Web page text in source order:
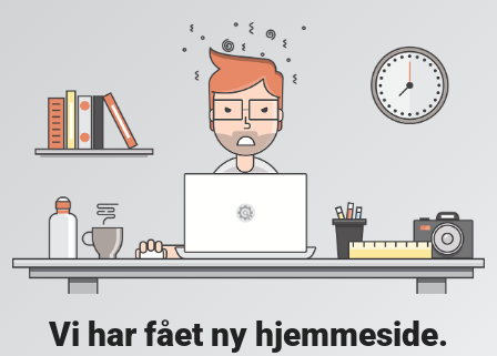
Vi har fået ny hjemmeside.